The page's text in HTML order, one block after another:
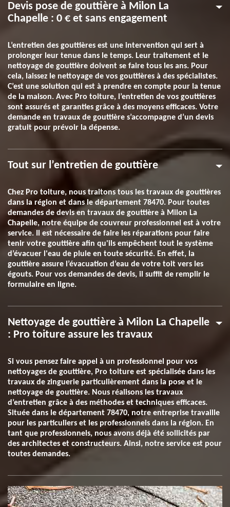
Devis pose de gouttière à Milon La
Chapelle : 0 € et sans engagement
L’entretien des gouttières est une intervention qui sert à
prolonger leur tenue dans le temps. Leur traitement et le
nettoyage de gouttière doivent se faire tous les ans. Pour
cela, laissez le nettoyage de vos gouttières à des spécialistes.
C’est une solution qui est à prendre en compte pour la tenue
de la maison. Avec Pro toiture, l’entretien de vos gouttières
sont assurés et garanties grâce à des moyens efficaces. Votre
demande en travaux de gouttière s’accompagne d’un devis
gratuit pour prévoir la dépense.
Tout sur l’entretien de gouttière
Chez Pro toiture, nous traitons tous les travaux de gouttières
dans la région et dans le département 78470. Pour toutes
demandes de devis en travaux de gouttière à Milon La
Chapelle, notre équipe de couvreur professionnel est à votre
service. Il est nécessaire de faire les réparations pour faire
tenir votre gouttière afin qu'ils empêchent tout le système
d’évacuer l'eau de pluie en toute sécurité. En effet, la
gouttière assure l’évacuation d’eau de votre toit vers les
égouts. Pour vos demandes de devis, il suffit de remplir le
formulaire en ligne.
Nettoyage de gouttière à Milon La Chapelle
: Pro toiture assure les travaux
Si vous pensez faire appel à un professionnel pour vos
nettoyages de gouttière, Pro toiture est spécialisée dans les
travaux de zinguerie particulièrement dans la pose et le
nettoyage de gouttière. Nous réalisons les travaux
d’entretien grâce à des méthodes et techniques efficaces.
Située dans le département 78470, notre entreprise travaille
pour les particuliers et les professionnels dans la région. En
tant que professionnels, nous avons déjà été sollicités par
des architectes et constructeurs. Ainsi, notre service est pour
toutes demandes.